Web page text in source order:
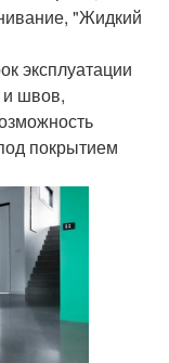
"Жидкий
эксплуатации
и швов,
покрытием